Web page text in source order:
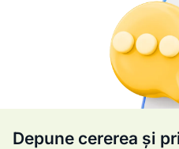
Depune cererea și